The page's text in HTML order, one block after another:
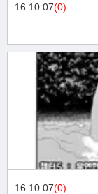
16.10.07(0)
16.10.07(0)